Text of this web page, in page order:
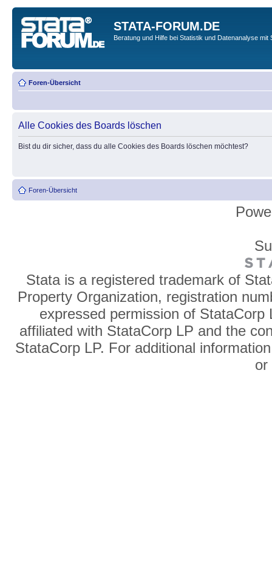
STATA-FORUM.DE
Beratung und Hilfe bei Statistik und Datenanalyse mit
Foren-Übersicht
Alle Cookies des Boards löschen
Bist du dir sicher, dass du alle Cookies des Boards löschen möchtest?
Foren-Übersicht
Stata is a registered trademark of
Property Organization, registration
expressed permission of
affiliated with StataCorp LP and the
StataCorp LP. For additional
or